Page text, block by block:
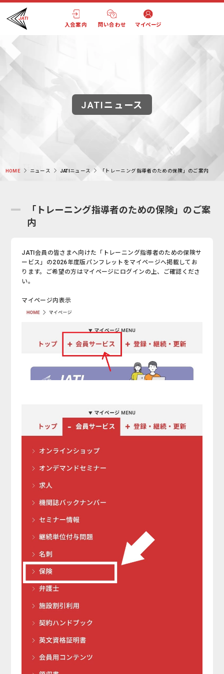
入会案内 問い合わせ マイページ
JATIニュース
HOME ニュース JATIニュース 「トレーニング指導者のための保険」のご案内
「トレーニング指導者のための保険」のご案
内
JATI会員の皆さまへ向けた「トレーニング指導者のための保険サ
ービス」の2026年度版パンフレットをマイページへ掲載してお
ります。ご希望の方はマイページにログインの上、ご確認くださ
い。
マイページ内表示